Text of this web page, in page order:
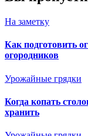
На заметку
Как подготовить
огородников
Урожайные грядки
Когда копать
хранить